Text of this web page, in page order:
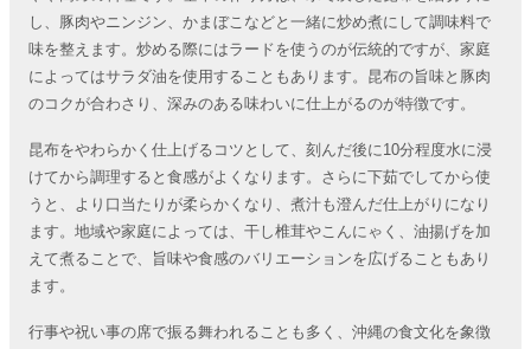
し、豚肉やニンジン、かまぼこなどと一緒に炒め煮にして調味料で
味を整えます。炒める際にはラードを使うのが伝統的ですが、家庭
によってはサラダ油を使用することもあります。昆布の旨味と豚肉
のコクが合わさり、深みのある味わいに仕上がるのが特徴です。
昆布をやわらかく仕上げるコツとして、刻んだ後に10分程度水に浸
けてから調理すると食感がよくなります。さらに下茹でしてから使
うと、より口当たりが柔らかくなり、煮汁も澄んだ仕上がりになり
ます。地域や家庭によっては、干し椎茸やこんにゃく、油揚げを加
えて煮ることで、旨味や食感のバリエーションを広げることもあり
ます。
行事や祝い事の席で振る舞われることも多く、沖縄の食文化を象徴